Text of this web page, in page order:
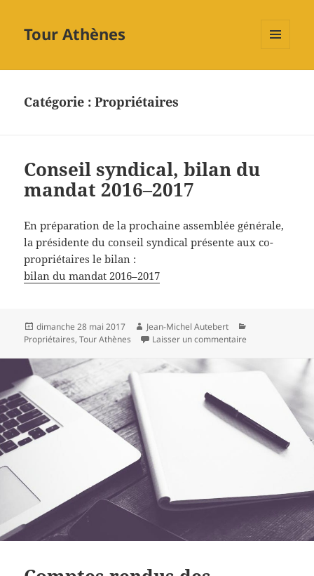
Tour Athènes
Catégorie :Propriétaires
Conseil syndical, bilan du
mandat 2016–2017
En préparation de la prochaine assemblée générale,
la présidente du conseil syndical présente aux co-
propriétaires le bilan :
bilan du mandat 2016–2017
Publié
le
dimanche 28 mai 2017 Auteur
Jean-Michel Autebert
Propriétaires,Tour Athènes Laisser un commentaire